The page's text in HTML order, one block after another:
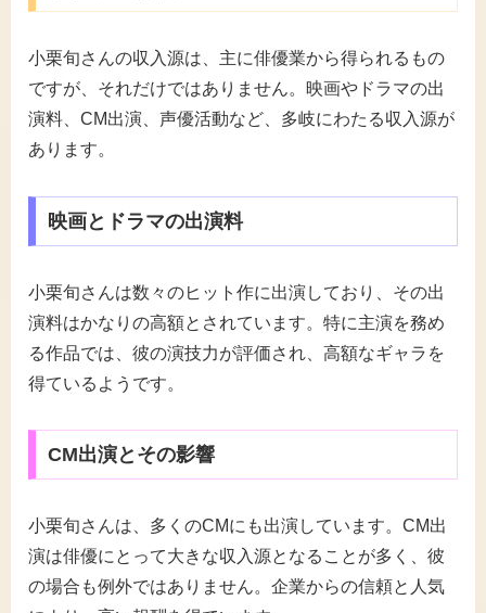
小栗旬さんの収入源は、主に俳優業から得られるもの
ですが、それだけではありません。映画やドラマの出
演料、CM出演、声優活動など、多岐にわたる収入源が
あります。
映画とドラマの出演料
小栗旬さんは数々のヒット作に出演しており、その出
演料はかなりの高額とされています。特に主演を務め
る作品では、彼の演技力が評価され、高額なギャラを
得ているようです。
CM出演とその影響
小栗旬さんは、多くのCMにも出演しています。CM出
演は俳優にとって大きな収入源となることが多く、彼
の場合も例外ではありません。企業からの信頼と人気